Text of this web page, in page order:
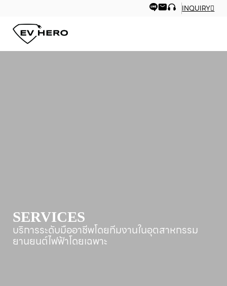
INQUIRY
SERVICES
บริการระดับมืออาชีพโดยทีมงานในอุตสาหกรรม
ยานยนต์ไฟฟ้าโดยเฉพาะ